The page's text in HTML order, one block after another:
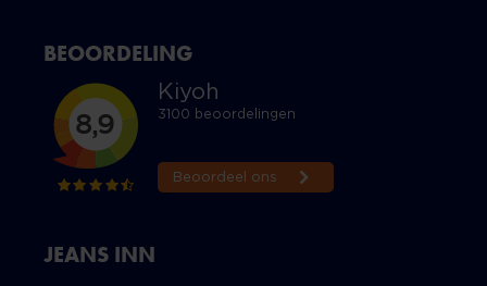
JEANS INN
BEOORDELING